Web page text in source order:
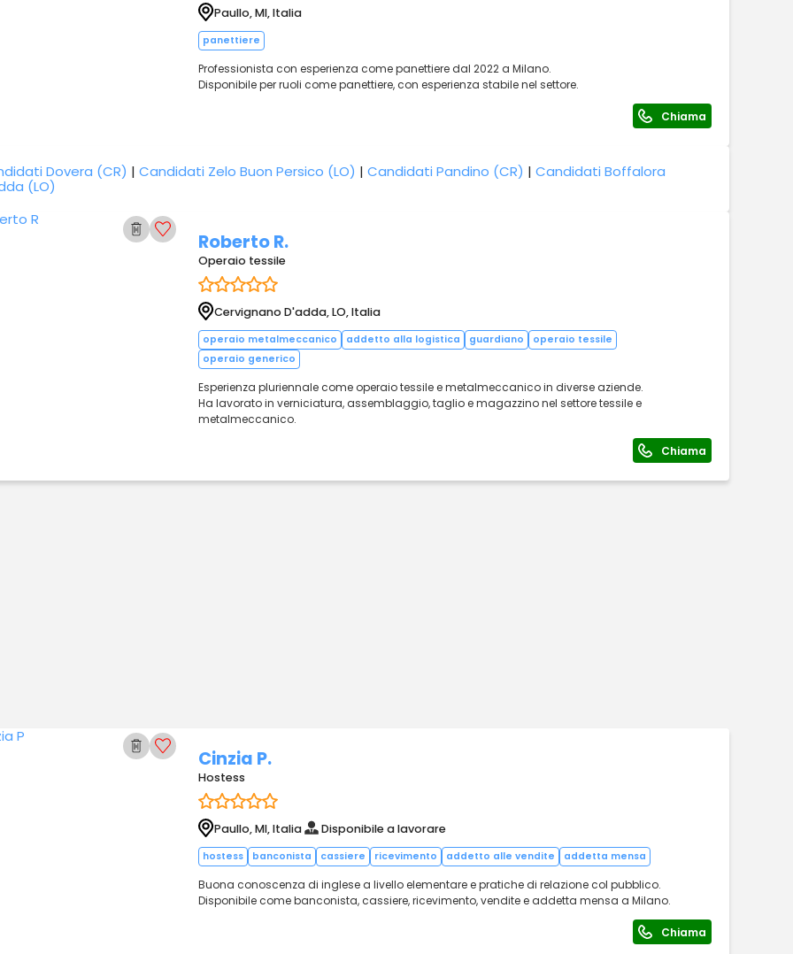
Paullo, MI, Italia
panettiere
Professionista con esperienza come panettiere dal 2022 a Milano.
Disponibile per ruoli come panettiere, con esperienza stabile nel settore.
Chiama
Dovera (CR) | Candidati Zelo Buon Persico (LO) | Candidati Pandino (CR) | Candidati Boffalora
(LO)
Roberto R.
Operaio tessile
Cervignano D'adda, LO, Italia
operaio metalmeccanico addetto alla logistica guardiano
operaio tessile
operaio generico
Esperienza pluriennale come operaio tessile e metalmeccanico in diverse aziende.
Ha lavorato in verniciatura, assemblaggio, taglio e magazzino nel settore tessile e
metalmeccanico.
Chiama
Cinzia P.
Hostess
Paullo, MI, Italia Disponibile a lavorare
hostess banconista cassiere ricevimento addetto alle vendite addetta mensa
Buona conoscenza di inglese a livello elementare e pratiche di relazione col pubblico.
Disponibile come banconista, cassiere, ricevimento, vendite e addetta mensa a Milano.
Chiama